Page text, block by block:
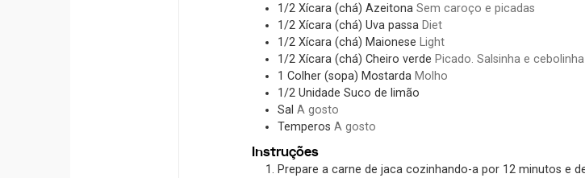
1/2 Xícara (chá) Azeitona Sem caroço e picadas
1/2 Xícara (chá) Uva passa Diet
1/2 Xícara (chá) Maionese Light
1/2 Xícara (chá) Cheiro verde Picado. Salsinha e cebolinha
1 Colher (sopa) Mostarda Molho
1/2 Unidade Suco de limão
Sal A gosto
Temperos A gosto
Instruções
Prepare a carne de jaca cozinhando-a por 12 minutos e desfiando-a. Cozinhe também a batata cortada em cubos. Enquanto